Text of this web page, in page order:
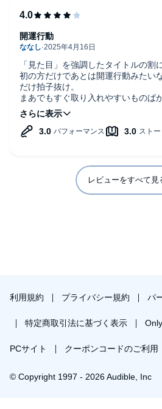
「見た目」を強調したタイトルの割
初の方だけであとは開運行動みたい
だけ拍子抜け。
まあでもすぐ取り入れやすいものば
が良くなるかもしれないならいいの
開運行動
レビューをすべて見
利用規約 プライバシー規約 パ
特定商取引法に基づく表示
PCサイト クーポンコードのご利用
© Copyright 1997 - 2026 Audible, Inc